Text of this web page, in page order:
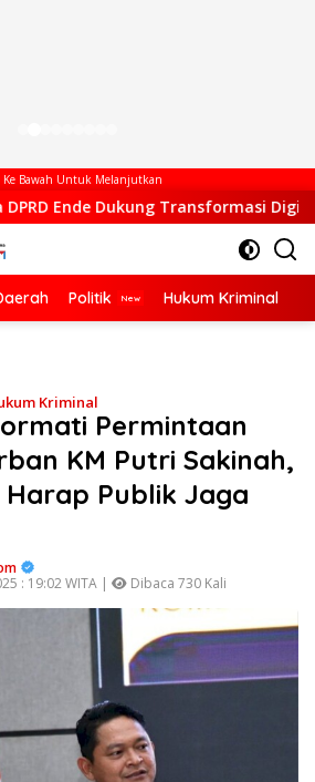
Ke Bawah Untuk Melanjutkan
Transformasi Digital, Hadiri
Politik Hukum Kriminal
Kriminal
Permintaan
KM Putri Sakinah,
Publik Jaga
: 19:02 WITA |
Dibaca 730 Kali